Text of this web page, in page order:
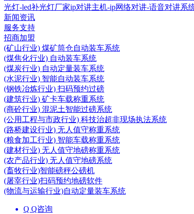
光灯-led补光灯厂家ip对讲主机-ip网络对讲-语音对讲系
新闻资讯
服务支持
招商加盟
(矿山行业) 煤矿筒仓自动装车系统
(煤焦化行业) 自动装车系统
(煤炭行业) 自动定量装车系统
(水泥行业) 智能自动装车系统
(钢铁冶炼行业) 扫码预约过磅
(建筑行业) 矿卡车载称重系统
(商砼行业) 混泥土智能过磅系统
(公用工程与市政行业) 科技治超非现场执法系统
(路桥建设行业) 无人值守称重系统
(粮食加工行业) 智能车载称重系统
(建材行业) 无人值守地磅称重系统
(农产品行业) 无人值守地磅系统
(畜牧行业)智能磅秤公磅机
(屠宰行业)扫码预约地磅软件
(物流与运输行业)自动定量装车系统
Q Q咨询